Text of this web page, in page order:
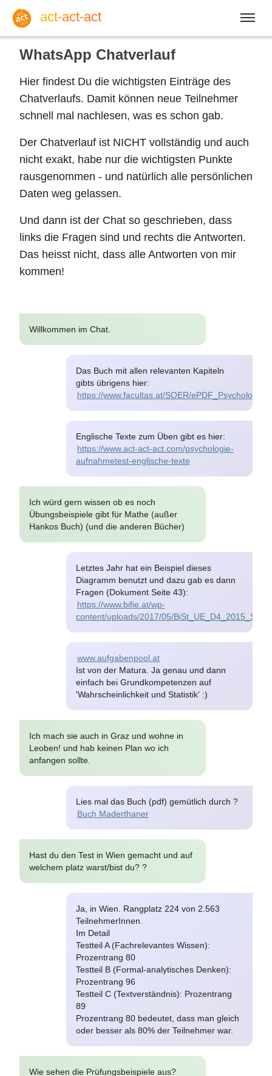
act-act-act
Anmelden
Blog
So, 09. August 2026 |
Englisch Deutsch Spanisch
WhatsApp Chatverlauf
Hier findest Du die wichtigsten Einträge des
Chatverlaufs. Damit können neue Teilnehmer
schnell mal nachlesen, was es schon gab.
Der Chatverlauf ist NICHT vollständig und auch
nicht exakt, habe nur die wichtigsten Punkte
rausgenommen - und natürlich alle persönlichen
Daten weg gelassen.
Und dann ist der Chat so geschrieben, dass
links die Fragen sind und rechts die Antworten.
Das heisst nicht, dass alle Antworten von mir
kommen!
Willkommen im Chat.
Das Buch mit allen relevanten Kapiteln
gibts übrigens hier:
https://www.facultas.at/SOER/
Englische Texte zum Üben gibt es hier:
https://www.act-act-act.com/psychologie-
aufnahmetest-englische-texte
Ich würd gern wissen ob es noch
Übungsbeispiele gibt für Mathe (außer
Hankos Buch) (und die anderen Bücher)
Letztes Jahr hat ein Beispiel dieses
Diagramm benutzt und dazu gab es dann
Fragen (Dokument Seite 43):
https://www.bifie.at/wp-
content/uploads/2017/05/
www.aufgabenpool.at
Ist von der Matura. Ja genau und dann
einfach bei Grundkompetenzen auf
'Wahrscheinlichkeit und Statistik' :)
Ich mach sie auch in Graz und wohne in
Leoben! und hab keinen Plan wo ich
anfangen sollte.
Lies mal das Buch (pdf) gemütlich durch ?
Buch Maderthaner
Hast du den Test in Wien gemacht und auf
welchem platz warst/bist du? ?
Ja, in Wien. Rangplatz 224 von 2.563
TeilnehmerInnen.
Im Detail
Testteil A (Fachrelevantes Wissen):
Prozentrang 80
Testteil B (Formal-analytisches Denken):
Prozentrang 96
Testteil C (Textverständnis): Prozentrang
89
Prozentrang 80 bedeutet, dass man gleich
oder besser als 80% der Teilnehmer war.
Wie sehen die Prüfungsbeispiele aus?